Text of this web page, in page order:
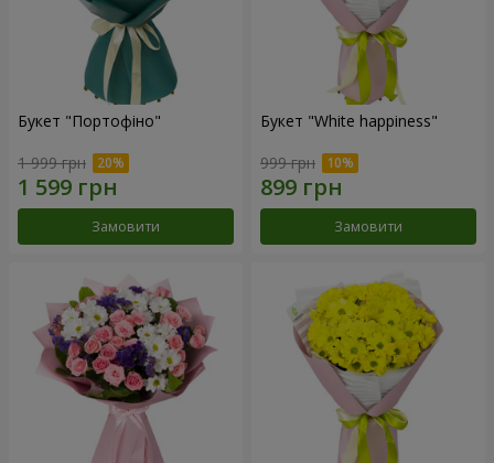
Букет "Портофіно"
1 999 грн
Замовити
Букет "White happiness"
999 грн
Замовити